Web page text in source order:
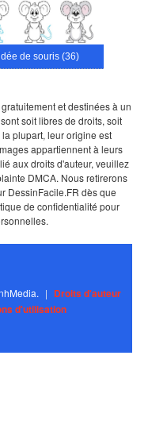
de souris (36)
et destinées à un
soit libres de droits, soit
plupart, leur origine est
appartiennent à leurs
aux droits d'auteur, veuillez
DMCA. Nous retirerons
DessinFacile.FR dès que
de confidentialité pour
| Droits d'auteur
d'utilisation